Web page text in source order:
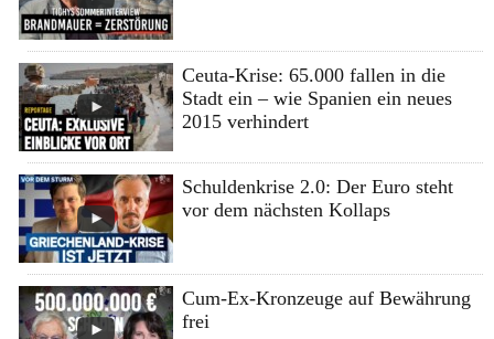
Ceuta-Krise: 65.000 fallen in die
Stadt ein – wie Spanien ein neues
2015 verhindert
Schuldenkrise 2.0: Der Euro steht
vor dem nächsten Kollaps
Cum-Ex-Kronzeuge auf Bewährung
frei